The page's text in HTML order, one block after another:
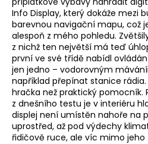
Info Display, který dokáže mezi
barevnou navigační mapu, což
alespoň z mého pohledu.
z nichž ten největší má teď
první ve své třídě nabídl
jen jedno – vodorovným
například přepínat stanice
hračka než praktický pomocník.
z dnešního testu je v interiéru
displej není umístěn nahoře na
uprostřed, až pod výdechy
řidičově ruce, ale víc mimo jeho